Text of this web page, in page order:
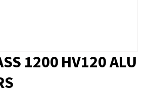
1200 HV120 ALU